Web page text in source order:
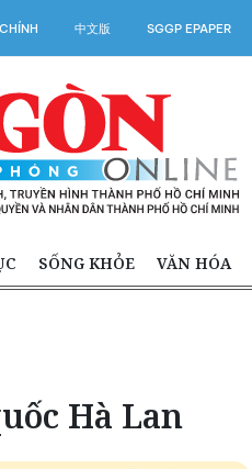
中文版 SGGP EPAPER
SỐNG KHỎE VĂN HÓA
Hà Lan